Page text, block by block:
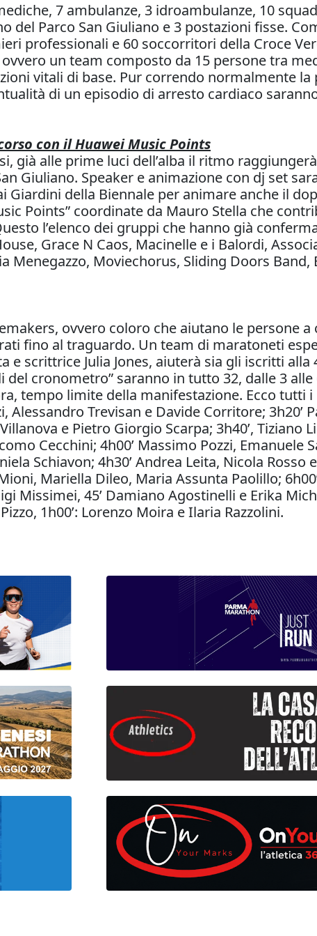
7 ambulanze, 3 idroambulanze, 10
Parco San Giuliano e 3 postazioni fisse.
professionali e 60 soccorritori della Croce
ovvero un team composto da 15 persone tra
vitali di base. Pur correndo normalmente la
di un episodio di arresto cardiaco
con il Huawei Music Points
già alle prime luci dell’alba il ritmo
Giuliano. Speaker e animazione con dj set
della Biennale per animare anche il
Points” coordinate da Mauro Stella che
l’elenco dei gruppi che hanno già
Grace N Caos, Macinelle e i Balordi,
Menegazzo, Moviechorus, Sliding Doors Band,
ovvero coloro che aiutano le persone
fino al traguardo. Un team di maratoneti
scrittrice Julia Jones, aiuterà sia gli iscritti alla
cronometro” saranno in tutto 32, dalle 3
tempo limite della manifestazione. Ecco tutti
Alessandro Trevisan e Davide Corritore; 3h20’
e Pietro Giorgio Scarpa; 3h40’, Tiziano
Cecchini; 4h00’ Massimo Pozzi, Emanuele
Schiavon; 4h30’ Andrea Leita, Nicola Rosso
Mariella Dileo, Maria Assunta Paolillo;
Missimei, 45’ Damiano Agostinelli e Erika
1h00’: Lorenzo Moira e Ilaria Razzolini.